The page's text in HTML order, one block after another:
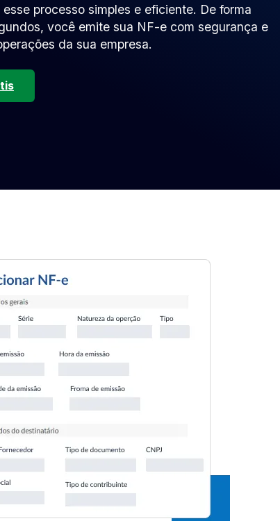
processo simples e eficiente. De forma
você emite sua NF-e com segurança e
da sua empresa.